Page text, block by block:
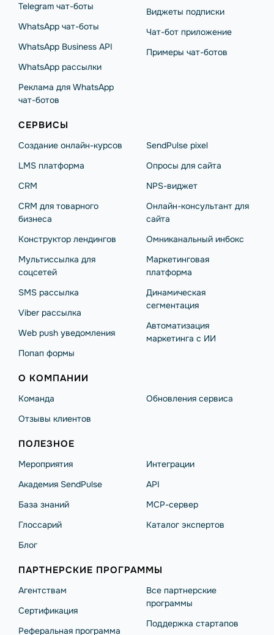
Telegram чат-боты
WhatsApp чат-боты
WhatsApp Business API
WhatsApp рассылки
Реклама для WhatsApp
чат-ботов
Виджеты подписки
Чат-бот приложение
Примеры чат-ботов
СЕРВИСЫ
Создание онлайн-курсов
LMS платформа
CRM
CRM для товарного
бизнеса
Конструктор лендингов
Мультиссылка для
соцсетей
SMS рассылка
Viber рассылка
Web push уведомления
Попап формы
SendPulse pixel
Опросы для сайта
NPS-виджет
Онлайн-консультант для
сайта
Омниканальный инбокс
Маркетинговая
платформа
Динамическая
сегментация
Автоматизация
маркетинга с ИИ
О КОМПАНИИ
Команда
Отзывы клиентов
Обновления сервиса
ПОЛЕЗНОЕ
Мероприятия
Академия SendPulse
База знаний
Глоссарий
Блог
Интеграции
API
MCP-сервер
Каталог экспертов
ПАРТНЕРСКИЕ ПРОГРАММЫ
Агентствам
Сертификация
Реферальная программа
Все партнерские
программы
Поддержка стартапов